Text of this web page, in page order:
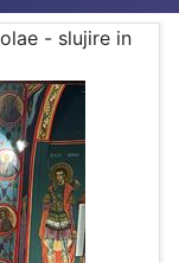
- slujire in